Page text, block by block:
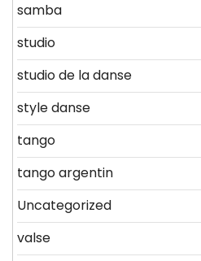
samba
studio
studio de la danse
style danse
tango
tango argentin
Uncategorized
valse